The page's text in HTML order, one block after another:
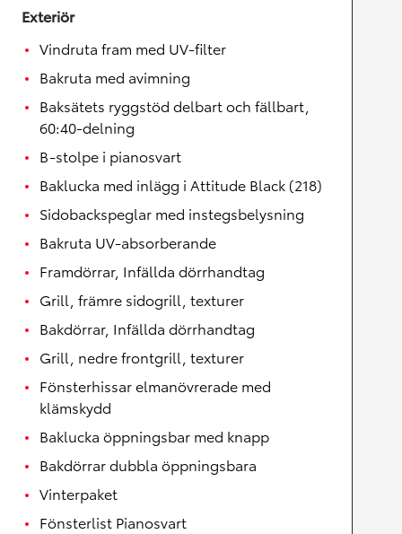
Exteriör
Vindruta fram med UV-filter
Bakruta med avimning
Baksätets ryggstöd delbart och fällbart,
60:40-delning
B-stolpe i pianosvart
Baklucka med inlägg i Attitude Black (218)
Sidobackspeglar med instegsbelysning
Bakruta UV-absorberande
Framdörrar, Infällda dörrhandtag
Grill, främre sidogrill, texturer
Bakdörrar, Infällda dörrhandtag
Grill, nedre frontgrill, texturer
Fönsterhissar elmanövrerade med
klämskydd
Baklucka öppningsbar med knapp
Bakdörrar dubbla öppningsbara
Vinterpaket
Fönsterlist Pianosvart